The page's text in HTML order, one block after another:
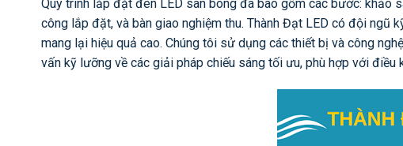
Quy trình lắp đặt đèn LED sân bóng đá bao gồm các bước: khảo
công lắp đặt, và bàn giao nghiệm thu. Thành Đạt LED có đội ngũ
mang lại hiệu quả cao. Chúng tôi sử dụng các thiết bị và công
vấn kỹ lưỡng về các giải pháp chiếu sáng tối ưu, phù hợp với điều